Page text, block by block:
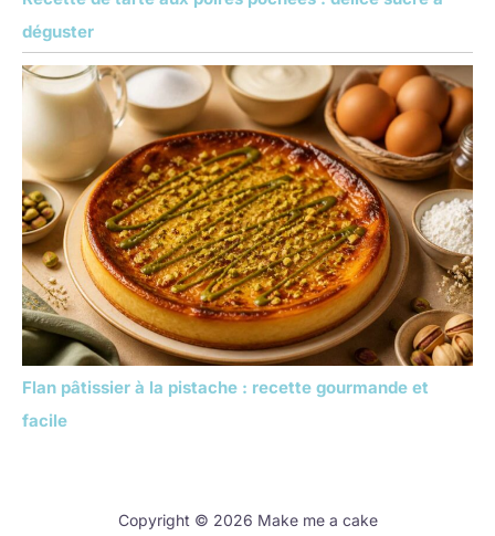
déguster
Flan pâtissier à la pistache : recette gourmande et
facile
Copyright © 2026 Make me a cake